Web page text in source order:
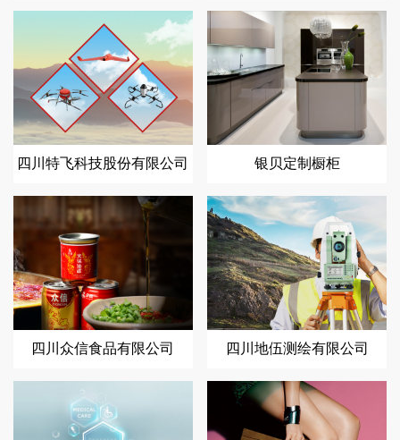
四川特飞科技股份有限公司 银贝定制橱柜
四川众信食品有限公司 四川地伍测绘有限公司